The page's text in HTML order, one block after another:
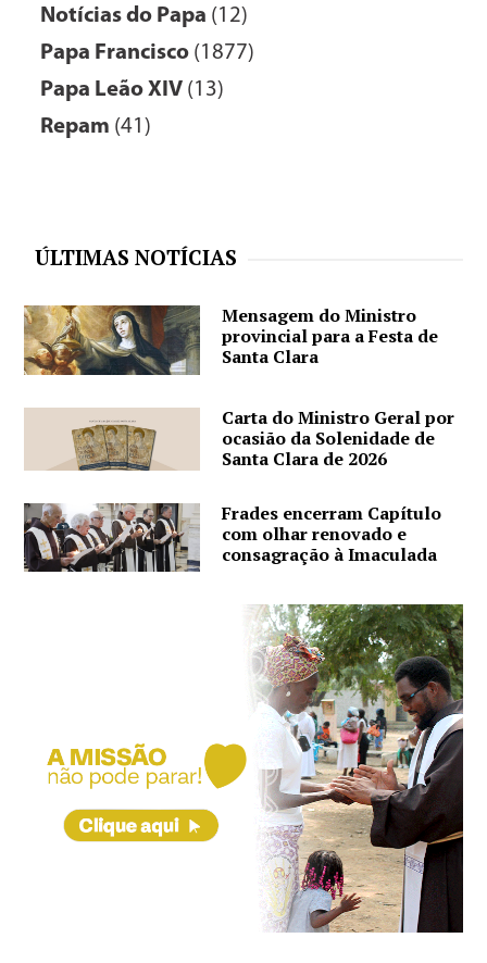
Notícias do Papa (12)
Papa Francisco (1877)
Papa Leão XIV (13)
Repam (41)
ÚLTIMAS NOTÍCIAS
Mensagem do Ministro
provincial para a Festa de
Santa Clara
Carta do Ministro Geral por
ocasião da Solenidade de
Santa Clara de 2026
Frades encerram Capítulo
com olhar renovado e
consagração à Imaculada